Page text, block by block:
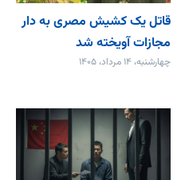
قاتل یک کشیش مصری به دار
مجازات آویخته شد
چهارشنبه، ۱۴ مرداد، ۱۴۰۵